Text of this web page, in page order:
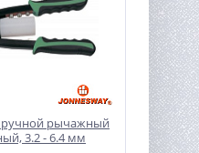
ручной рычажный
3.2 - 6.4 мм